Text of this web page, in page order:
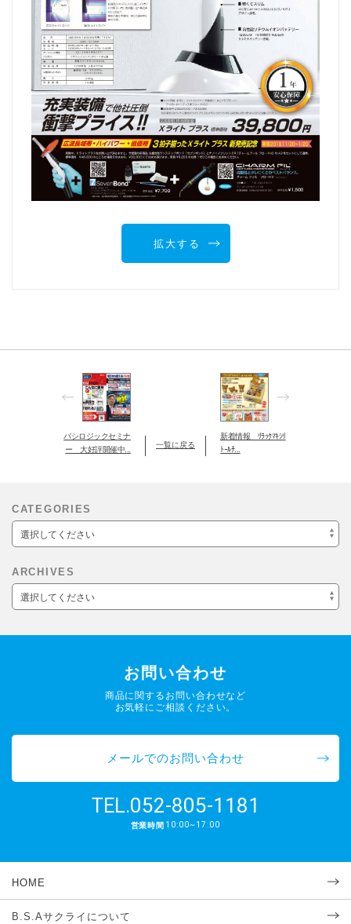
拡大する
バシロジックセミナ
ー 大好評開催中...
一覧に戻る
新着情報 ﾘﾗｯｸﾏｷｼﾘ
ﾄｰﾙﾁ...
CATEGORIES
選択してください
ARCHIVES
選択してください
お問い合わせ
商品に関するお問い合わせなど
お気軽にご相談ください。
メールでのお問い合わせ
TEL.052-805-1181
営業時間 10:00~17:00
HOME
B.S.Aサクライについて